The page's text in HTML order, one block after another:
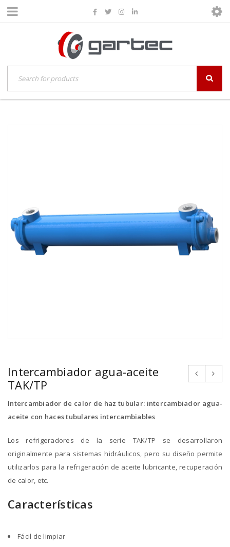
Intercambiador agua-aceite
TAK/TP
Intercambiador de calor de haz tubular: intercambiador agua-
aceite con haces tubulares intercambiables
Los refrigeradores de la serie TAK/TP se desarrollaron
originalmente para sistemas hidráulicos, pero su diseño permite
utilizarlos para la refrigeración de aceite lubricante, recuperación
de calor, etc.
Características
Fácil de limpiar